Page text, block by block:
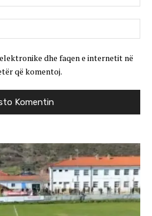
dhe faqen e internetit në
që komentoj.